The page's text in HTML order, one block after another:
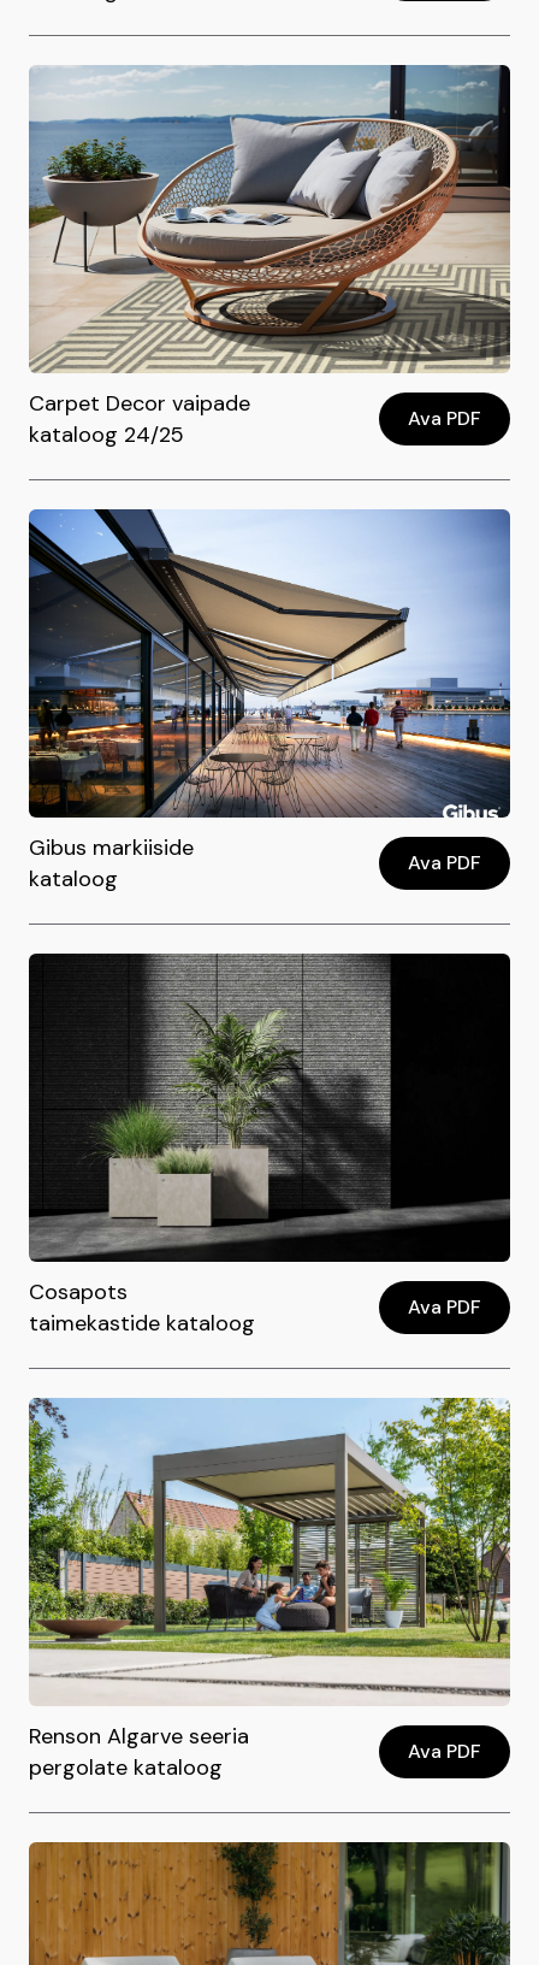
Carpet Decor vaipade
kataloog 24/25
Ava PDF
Gibus markiiside
kataloog
Ava PDF
Cosapots
taimekastide kataloog
Ava PDF
Renson Algarve seeria
pergolate kataloog
Ava PDF